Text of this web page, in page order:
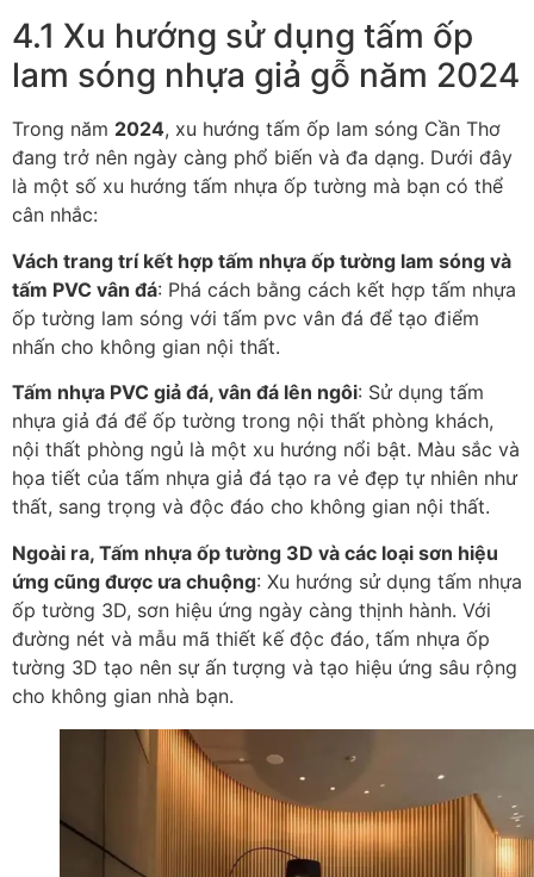
4.1 Xu hướng sử dụng tấm ốp
lam sóng nhựa giả gỗ năm 2024
Trong năm 2024, xu hướng tấm ốp lam sóng Cần Thơ
đang trở nên ngày càng phổ biến và đa dạng. Dưới đây
là một số xu hướng tấm nhựa ốp tường mà bạn có thể
cân nhắc:
Vách trang trí kết hợp tấm nhựa ốp tường lam sóng và
tấm PVC vân đá: Phá cách bằng cách kết hợp tấm nhựa
ốp tường lam sóng với tấm pvc vân đá để tạo điểm
nhấn cho không gian nội thất.
Tấm nhựa PVC giả đá, vân đá lên ngôi: Sử dụng tấm
nhựa giả đá để ốp tường trong nội thất phòng khách,
nội thất phòng ngủ là một xu hướng nổi bật. Màu sắc và
họa tiết của tấm nhựa giả đá tạo ra vẻ đẹp tự nhiên như
thất, sang trọng và độc đáo cho không gian nội thất.
Ngoài ra, Tấm nhựa ốp tường 3D và các loại sơn hiệu
ứng cũng được ưa chuộng: Xu hướng sử dụng tấm nhựa
ốp tường 3D, sơn hiệu ứng ngày càng thịnh hành. Với
đường nét và mẫu mã thiết kế độc đáo, tấm nhựa ốp
tường 3D tạo nên sự ấn tượng và tạo hiệu ứng sâu rộng
cho không gian nhà bạn.